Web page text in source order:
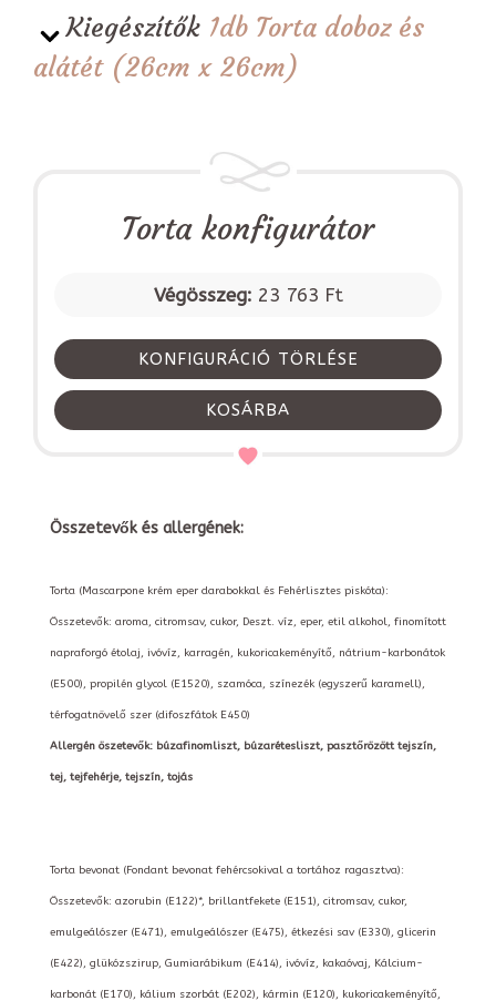
Kiegészítők 1db Torta doboz és
alátét (26cm x 26cm)
Torta konfigurátor
Végösszeg: 23 763 Ft
KONFIGURÁCIÓ TÖRLÉSE
KOSÁRBA
Összetevők és allergének:
Torta (Mascarpone krém eper darabokkal és Fehérlisztes piskóta):
Összetevők: aroma, citromsav, cukor, Deszt. víz, eper, etil alkohol, finomított
napraforgó étolaj, ivóvíz, karragén, kukoricakeményítő, nátrium-karbonátok
(E500), propilén glycol (E1520), szamóca, színezék (egyszerű karamell),
térfogatnövelő szer (difoszfátok E450)
Allergén öszetevők: búzafinomliszt, búzarétesliszt, pasztőrözött tejszín,
tej, tejfehérje, tejszín, tojás
Torta bevonat (Fondant bevonat fehércsokival a tortához ragasztva):
Összetevők: azorubin (E122)*, brillantfekete (E151), citromsav, cukor,
emulgeálószer (E471), emulgeálószer (E475), étkezési sav (E330), glicerin
(E422), glükózszirup, Gumiarábikum (E414), ivóvíz, kakaóvaj, Kálcium-
karbonát (E170), kálium szorbát (E202), kármin (E120), kukoricakeményítő,